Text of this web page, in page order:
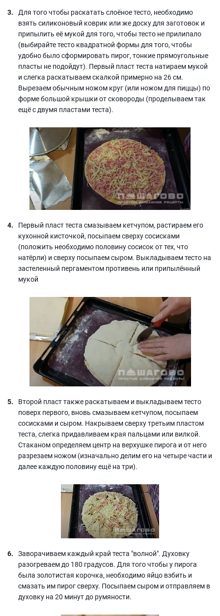
Для того чтобы раскатать слоёное тесто, необходимо
взять силиконовый коврик или же доску для заготовок и
припылить её мукой для того, чтобы тесто не прилипало
(выбирайте тесто квадратной формы для того, чтобы
удобно было сформировать пирог, тонкие прямоугольные
пласты не подойдут). Первый пласт теста натираем мукой
и слегка раскатываем скалкой примерно на 26 см.
Вырезаем обычным ножом круг (или ножом для пиццы) по
форме большой крышки от сковороды (проделываем так
ещё с двумя пластами теста).
Первый пласт теста смазываем кетчупом, растираем его
кухонной кисточкой, посыпаем сверху сосисками
(положить необходимо половину сосисок от тех, что
натёрли) и сверху посыпаем сыром. Выкладываем тесто на
застеленный пергаментом противень или припылённый
мукой
Второй пласт также раскатываем и выкладываем тесто
поверх первого, вновь смазываем кетчупом, посыпаем
сосисками и сыром. Накрываем сверху третьим пластом
теста, слегка придавливаем края пальцами или вилкой.
Стаканом определяем центр на верхушке пирога и от него
разрезаем ножом (изначально делим его на четыре части и
далее каждую половину ещё на три).
Заворачиваем каждый край теста "волной". Духовку
разогреваем до 180 градусов. Для того чтобы у пирога
была золотистая корочка, необходимо яйцо взбить и
смазать им пирог сверху. Посыпаем сыром и отправляем в
духовку на 20 минут до румяности.